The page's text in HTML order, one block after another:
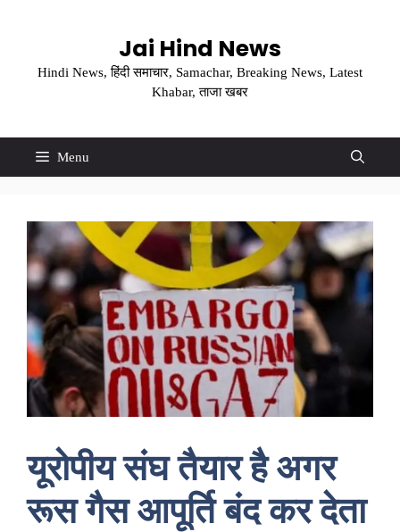
Jai Hind News
Hindi News, हिंदी समाचार, Samachar, Breaking News, Latest
Khabar, ताजा खबर
Menu
यूरोपीय संघ तैयार है अगर
रूस गैस आपूर्ति बंद कर देता